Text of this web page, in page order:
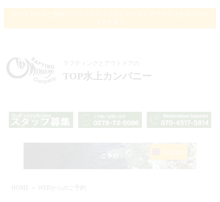
アウトドアのご予約ページ/ラフティングとアウトドア アクティビティーの
ラフティングとアウトドアの
TOP水上カンパニー
English
HOME ＞ WEBからのご予約